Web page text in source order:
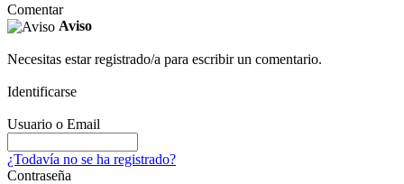
Comentar
Aviso
Necesitas estar registrado/a para escribir un comentario.
Identificarse
Usuario o Email
¿Todavía no se ha registrado?
Contraseña